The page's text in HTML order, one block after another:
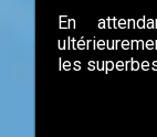
En
les